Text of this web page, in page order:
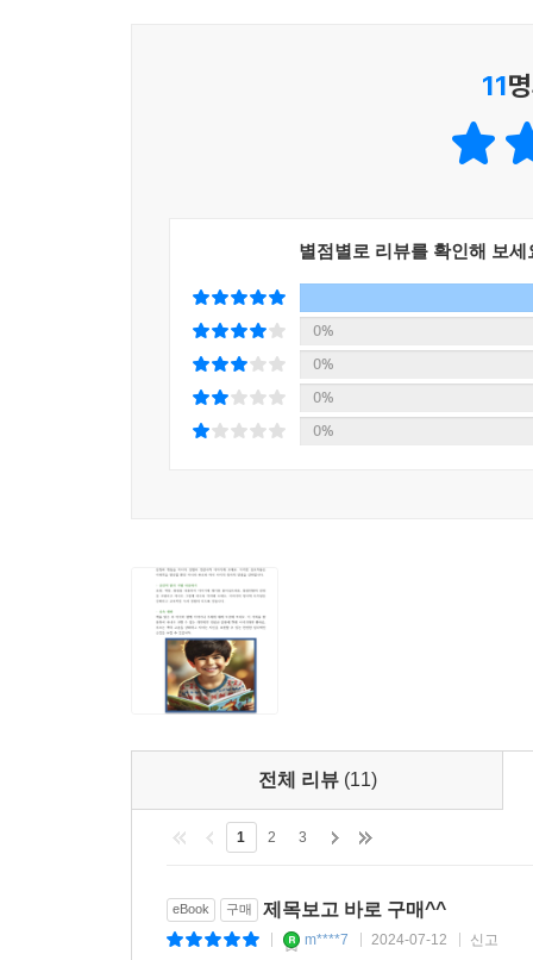
11
별점별로 리뷰를 확인해 보세
0%
0%
0%
0%
전체 리뷰 (11)
1 2 3
eBook 구매 제목보고 바로 구매^^
m****7 2024-07-12 신고